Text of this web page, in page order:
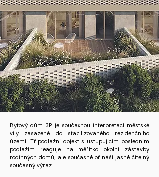
Bytový dům 3P je současnou interpretací městské
vily zasazené do stabilizovaného rezidenčního
území. Třípodlažní objekt s ustupujícím posledním
podlažím reaguje na měřítko okolní zástavby
rodinných domů, ale současně přináší jasně čitelný
současný výraz.